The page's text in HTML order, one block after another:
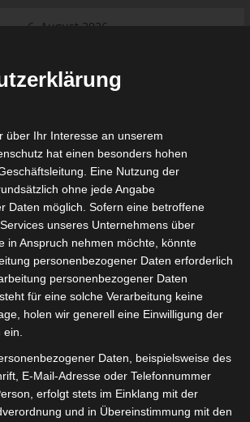
6. August 2026
beginnt am 22. und 23. August
2026 (Update)
Meisterschaft an
Ligue 1 Pro: Spielplan der ersten 15
Spieltage der Saison 2026/2027
Ligue 2 Pro Tunesien 2026/2027 –
Saison beginnt am am 19./20.
September 2026
Internationaler Sportgerichtshof
lehnt Eilverfahren ab – AS Soliman
steuert auf die Ligue 2 zu
Tunesien Ligafußball
über Ihr Interesse an unserem
hat einen besonders hohen
Eine Nutzung der
ohne jede Angabe
Daten möglich. Sofern eine betroffene
unseres Unternehmens über
in Anspruch nehmen möchte, könnte
personenbezogener Daten erforderlich
personenbezogener Daten
für eine solche Verarbeitung keine
holen wir generell eine Einwilligung der
ein.
Daten, beispielsweise des
E-Mail-Adresse oder Telefonnummer
erfolgt stets im Einklang mit der
und in Übereinstimmung mit den